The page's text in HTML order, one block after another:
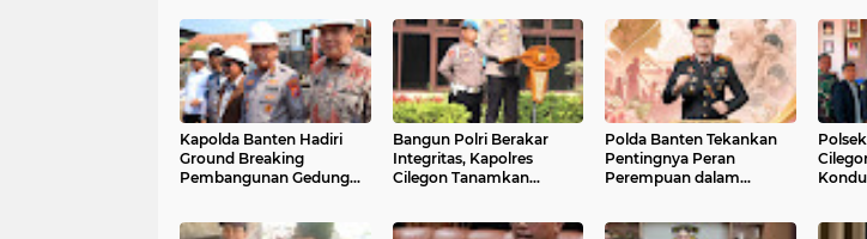
Kapolda Banten Hadiri
Ground Breaking
Pembangunan Gedung
Bangun Polri Berakar
Integritas, Kapolres
Cilegon Tanamkan
Wujudkan Pelayanan
Polda Banten Tekankan
Pentingnya Peran
Perempuan dalam